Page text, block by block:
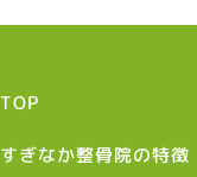
TOP
すぎなか整骨院の特徴